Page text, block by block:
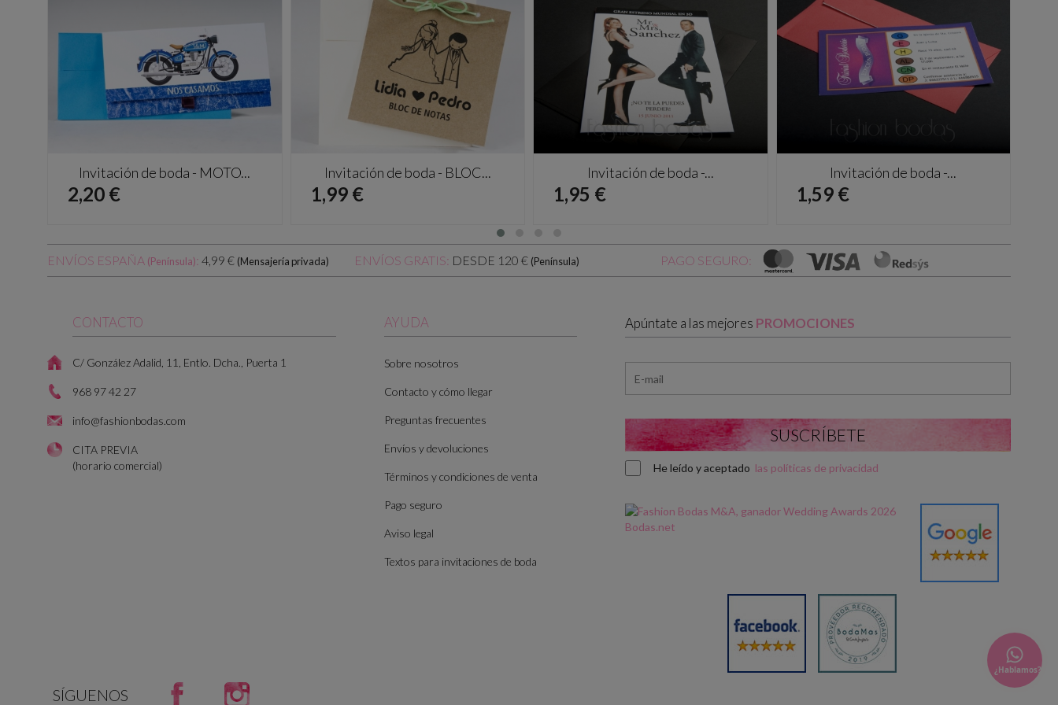
Invitación de boda - MOTO...
Precio
2,20 €
Invitación de boda - BLOC...
Precio
1,99 €
Invitación de boda -...
Precio
1,95 €
Invitación de boda -...
Precio
1,59 €
ENVÍOS ESPAÑA (Península): 4,99 € (Mensajería privada) ENVÍOS GRATIS: DESDE 120 € (Península) PAGO SEGURO:
CONTACTO
C/ González Adalid, 11, Entlo. Dcha., Puerta 1
968 97 42 27
info@fashionbodas.com
CITA PREVIA
(horario comercial)
AYUDA
Sobre nosotros
Contacto y cómo llegar
Preguntas frecuentes
Envíos y devoluciones
Términos y condiciones de venta
Pago seguro
Aviso legal
Textos para invitaciones de boda
Apúntate a las mejores PROMOCIONES
He leído y aceptado las políticas de privacidad
SÍGUENOS Facebook Instagram
¿Hablamos?